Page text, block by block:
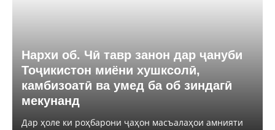
Нархи об. Чӣ тавр занон дар ҷануби
Тоҷикистон миёни хушксолӣ,
камбизоатӣ ва умед ба об зиндагӣ
мекунанд
Дар ҳоле ки роҳбарони ҷаҳон масъалаҳои амнияти